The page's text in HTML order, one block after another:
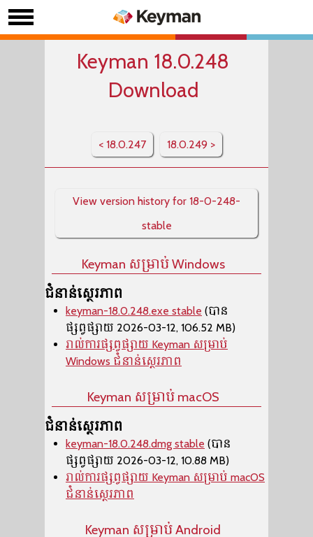
Keyman 18.0.248
Download
< 18.0.247 18.0.249 >
View version history for 18-0-248-
stable
Keyman សម្រាប់ Windows
ជំនាន់ស្ថេរភាព
keyman-18.0.248.exe stable (បាន
ផ្សព្វផ្សាយ 2026-03-12, 106.52 MB)
រាល់ការផ្សព្វផ្សាយ Keyman សម្រាប់
Windows ជំនាន់ស្ថេរភាព
Keyman សម្រាប់ macOS
ជំនាន់ស្ថេរភាព
keyman-18.0.248.dmg stable (បាន
ផ្សព្វផ្សាយ 2026-03-12, 10.88 MB)
រាល់ការផ្សព្វផ្សាយ Keyman សម្រាប់ macOS
ជំនាន់ស្ថេរភាព
Keyman សម្រាប់ Android